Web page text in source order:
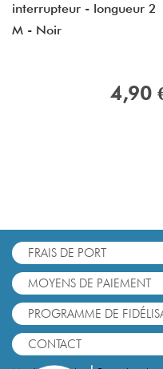
interrupteur - longueur 2
M - Noir
4,90
FRAIS DE PORT
MOYENS DE PAIEMENT
PROGRAMME DE
CONTACT